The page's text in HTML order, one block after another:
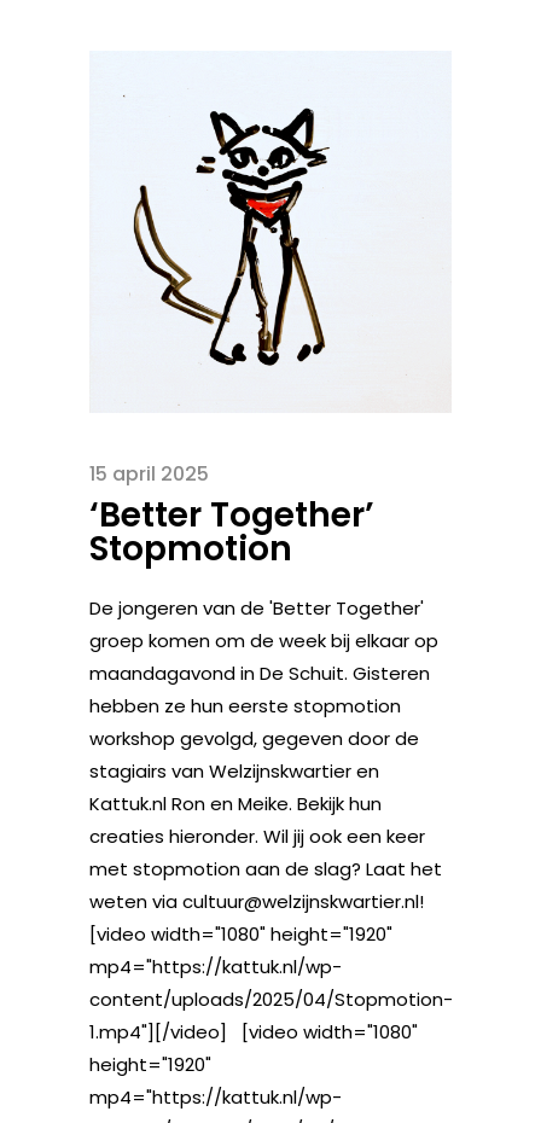
15 april 2025
‘Better Together’
Stopmotion
De jongeren van de 'Better Together'
groep komen om de week bij elkaar op
maandagavond in De Schuit. Gisteren
hebben ze hun eerste stopmotion
workshop gevolgd, gegeven door de
stagiairs van Welzijnskwartier en
Kattuk.nl Ron en Meike. Bekijk hun
creaties hieronder. Wil jij ook een keer
met stopmotion aan de slag? Laat het
weten via cultuur@welzijnskwartier.nl!
[video width="1080" height="1920"
mp4="https://kattuk.nl/wp-
content/uploads/2025/04/Stopmotion-
1.mp4"][/video] [video width="1080"
height="1920"
mp4="https://kattuk.nl/wp-